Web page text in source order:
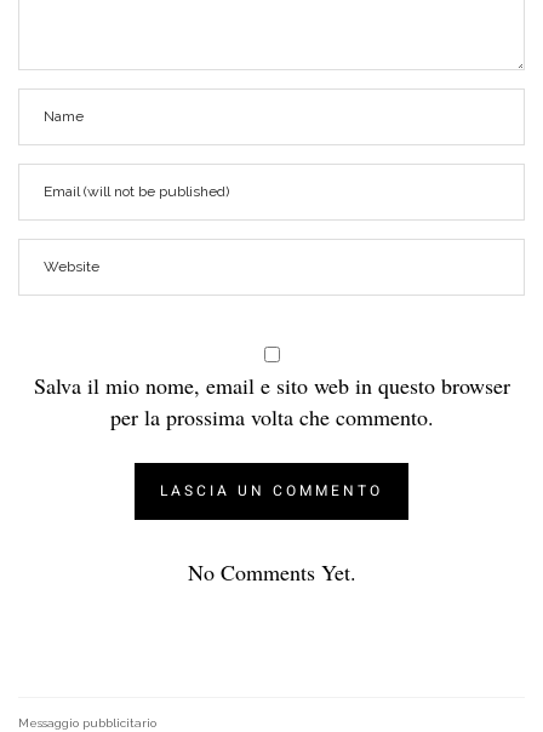
Salva il mio nome, email e sito web in questo browser
per la prossima volta che commento.
No Comments Yet.
Messaggio pubblicitario